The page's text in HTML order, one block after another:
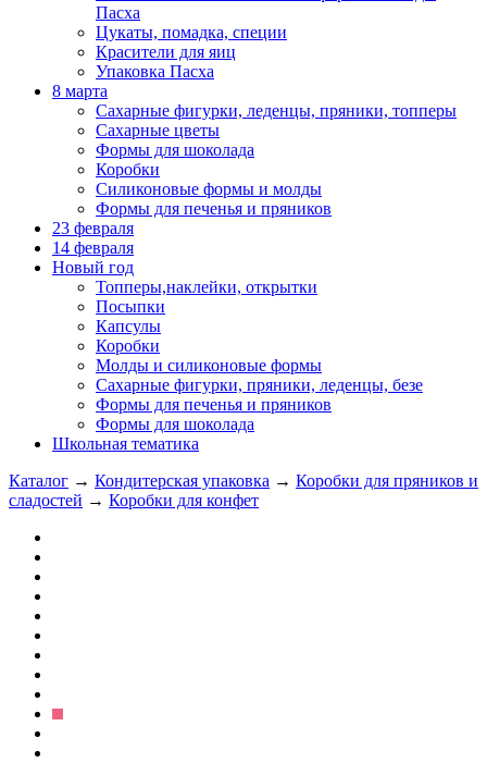
Пасха
Цукаты, помадка, специи
Красители для яиц
Упаковка Пасха
8 марта
Сахарные фигурки, леденцы, пряники, топперы
Сахарные цветы
Формы для шоколада
Коробки
Силиконовые формы и молды
Формы для печенья и пряников
23 февраля
14 февраля
Новый год
Топперы,наклейки, открытки
Посыпки
Капсулы
Коробки
Молды и силиконовые формы
Сахарные фигурки, пряники, леденцы, безе
Формы для печенья и пряников
Формы для шоколада
Школьная тематика
Каталог → Кондитерская упаковка → Коробки для пряников и
сладостей → Коробки для конфет